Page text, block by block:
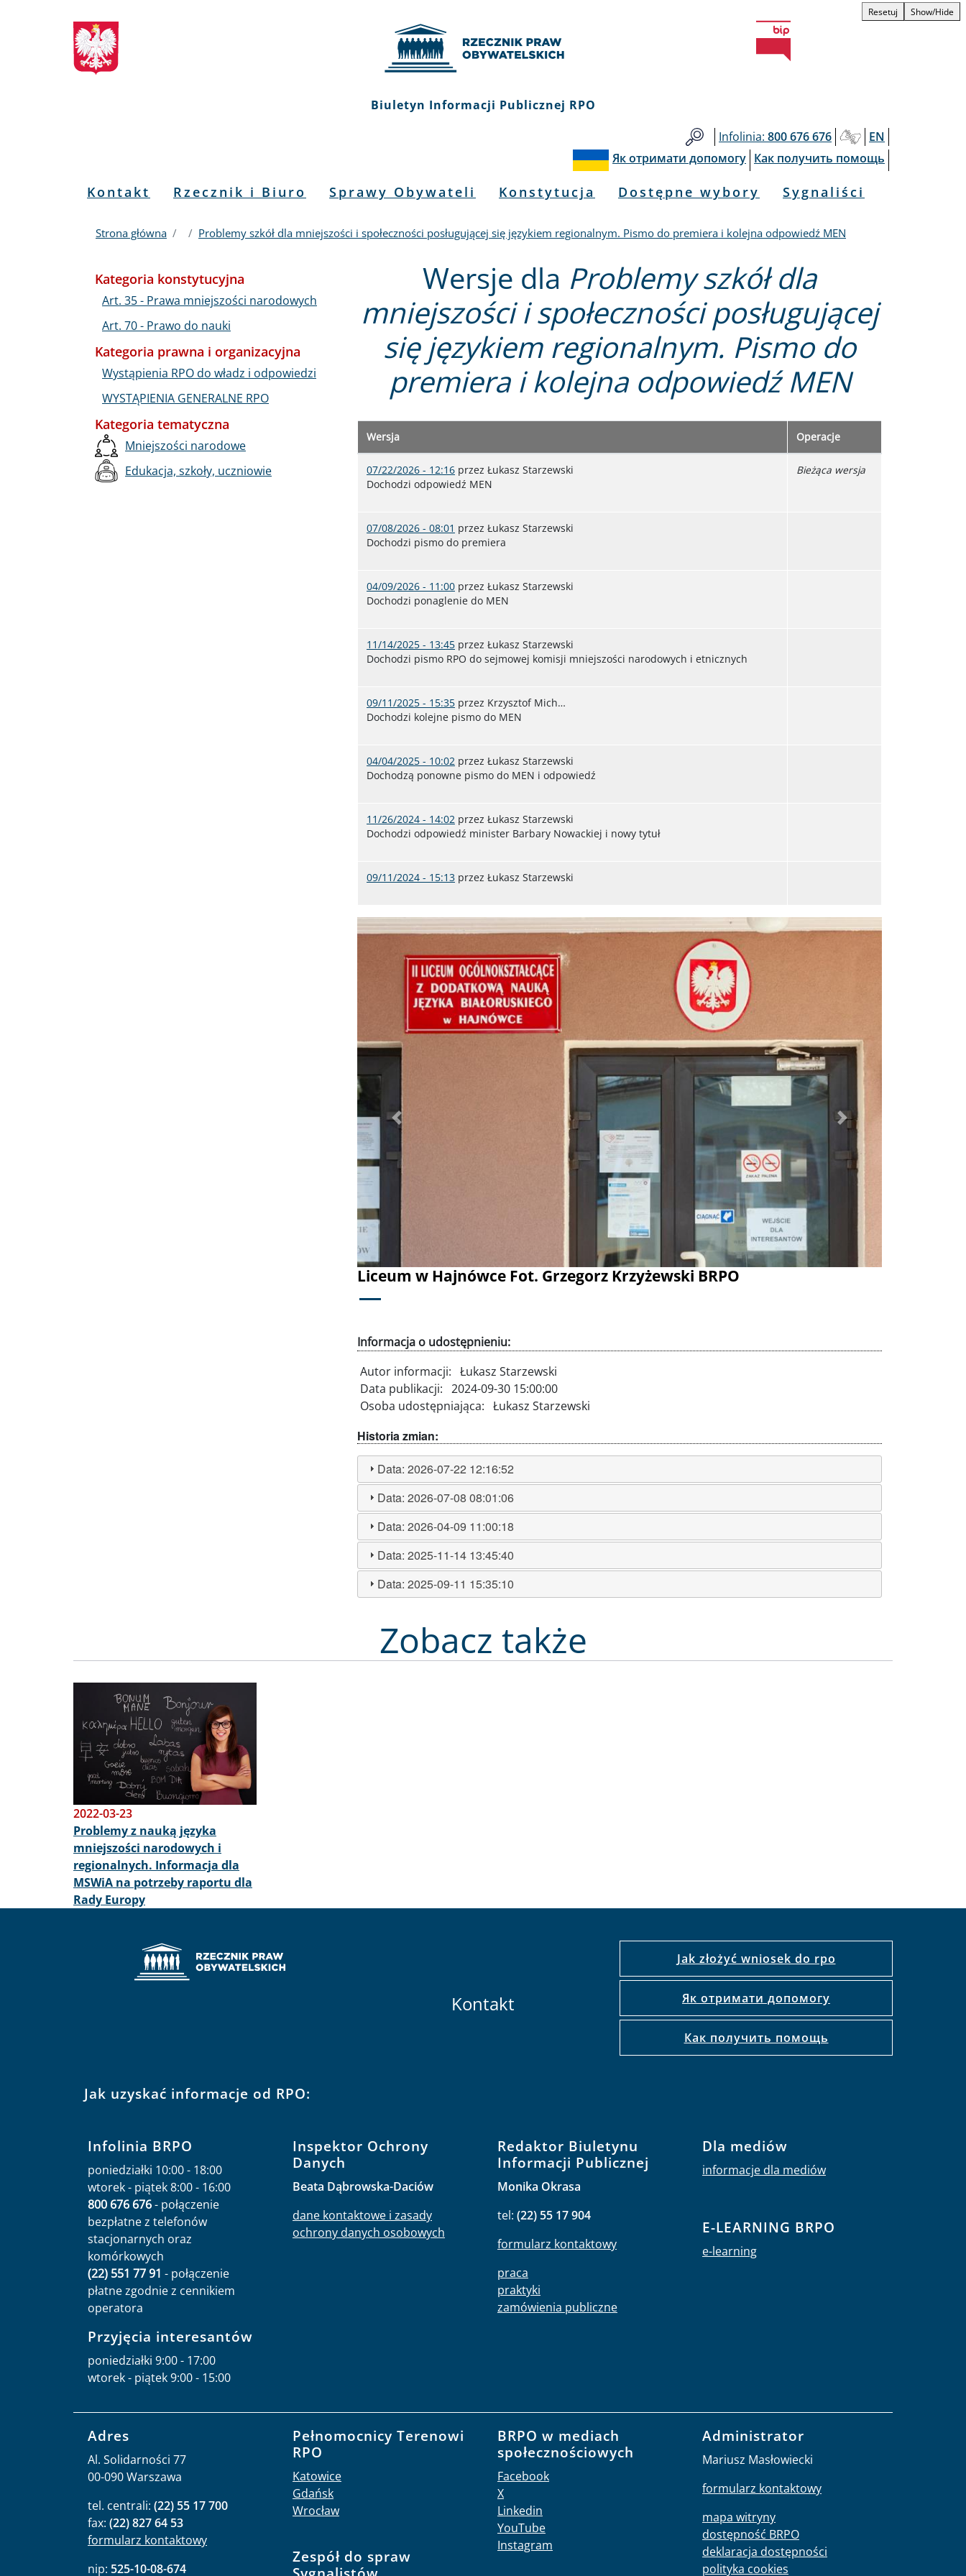
Biuletyn
Informacji
Publicznej
Resetuj Show/Hide
Biuletyn Informacji Publicznej RPO
Infolinia: 800 676 676
EN
Як отримати допомогу Как получить помощь
Menu
Kontakt Rzecznik i Biuro Sprawy Obywateli Konstytucja Dostępne wybory Sygnaliści
Strona główna Problemy szkół dla mniejszości i społeczności posługującej się językiem regionalnym. Pismo do premiera i kolejna odpowiedź MEN
Wersje dla Problemy szkół dla
mniejszości i społeczności posługującej
się językiem regionalnym. Pismo do
premiera i kolejna odpowiedź MEN
Wersja Operacje
07/22/2026 - 12:16 przez Łukasz Starzewski
Dochodzi odpowiedź MEN
Bieżąca wersja
07/08/2026 - 08:01 przez Łukasz Starzewski
Dochodzi pismo do premiera
04/09/2026 - 11:00 przez Łukasz Starzewski
Dochodzi ponaglenie do MEN
11/14/2025 - 13:45 przez Łukasz Starzewski
Dochodzi pismo RPO do sejmowej komisji mniejszości narodowych i etnicznych
09/11/2025 - 15:35 przez Krzysztof Mich…
Dochodzi kolejne pismo do MEN
04/04/2025 - 10:02 przez Łukasz Starzewski
Dochodzą ponowne pismo do MEN i odpowiedź
11/26/2024 - 14:02 przez Łukasz Starzewski
Dochodzi odpowiedź minister Barbary Nowackiej i nowy tytuł
09/11/2024 - 15:13 przez Łukasz Starzewski
Liceum w Hajnówce Fot. Grzegorz Krzyżewski BRPO
Poprzednie Dalej
Informacja o udostępnieniu:
Autor informacji: Łukasz Starzewski
Data publikacji: 2024-09-30 15:00:00
Osoba udostępniająca: Łukasz Starzewski
Historia zmian:
Data:2026-07-22 12:16:52
Data:2026-07-08 08:01:06
Data:2026-04-09 11:00:18
Data:2025-11-14 13:45:40
Data:2025-09-11 15:35:10
Kategoria konstytucyjna
Art. 35 - Prawa mniejszości narodowych
Art. 70 - Prawo do nauki
Kategoria prawna i organizacyjna
Wystąpienia RPO do władz i odpowiedzi
WYSTĄPIENIA GENERALNE RPO
Kategoria tematyczna
Mniejszości narodowe
Edukacja, szkoły, uczniowie
Zobacz także
2022-03-23
Problemy z nauką języka
mniejszości narodowych i
regionalnych. Informacja dla
MSWiA na potrzeby raportu dla
Rady Europy
Kontakt
Jak złożyć wniosek do rpo
Як отримати допомогу
Как получить помощь
Jak uzyskać informacje od RPO:
Infolinia BRPO
poniedziałki 10:00 - 18:00
wtorek - piątek 8:00 - 16:00
800 676 676- połączenie
bezpłatne z telefonów
stacjonarnych oraz
komórkowych
(22) 551 77 91 - połączenie
płatne zgodnie z cennikiem
operatora
Przyjęcia interesantów
poniedziałki 9:00 - 17:00
wtorek - piątek 9:00 - 15:00
Inspektor Ochrony
Danych
Beata Dąbrowska-Daciów
dane kontaktowe i zasady
ochrony danych osobowych
Redaktor Biuletynu
Informacji Publicznej
Monika Okrasa
tel: (22) 55 17 904
formularz kontaktowy
praca
praktyki
zamówienia publiczne
Dla mediów
informacje dla mediów
E-LEARNING BRPO
e-learning
Adres
Al. Solidarności 77
00-090 Warszawa
tel. centrali: (22) 55 17 700
fax: (22) 827 64 53
formularz kontaktowy
nip: 525-10-08-674
Pełnomocnicy Terenowi
RPO
Katowice
Gdańsk
Wrocław
Zespół do spraw
BRPO w mediach
społecznościowych
Facebook
X
Linkedin
YouTube
Instagram
Administrator
Mariusz Masłowiecki
formularz kontaktowy
mapa witryny
dostępność BRPO
deklaracja dostępności
polityka cookies